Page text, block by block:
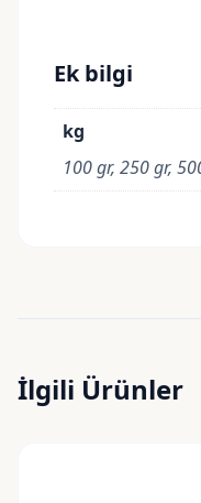
Ek bilgi
kg
100 gr, 250 gr,
İlgili Ürünler